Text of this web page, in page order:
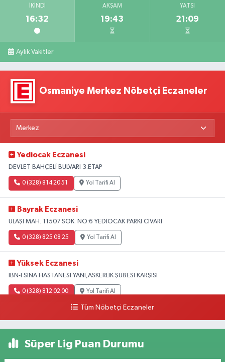
İKINDI
16:32
AKŞAM
19:43
YATSI
21:09
Aylık Vakitler
Osmaniye Merkez Nöbetçi Eczaneler
Yediocak Eczanesi
DEVLET BAHÇELİ BULVARI 3.ETAP
0 (328) 814 20 51 Yol Tarifi Al
Bayrak Eczanesi
ULAŞI MAH. 11507 SOK. NO:6 YEDİOCAK PARKI CİVARI
0 (328) 825 08 25 Yol Tarifi Al
Yüksek Eczanesi
İBN-İ SİNA HASTANESİ YANI,ASKERLİK ŞUBESİ KARŞISI
0 (328) 812 02 00 Yol Tarifi Al
Tüm Nöbetçi Eczaneler
Süper Lig Puan Durumu